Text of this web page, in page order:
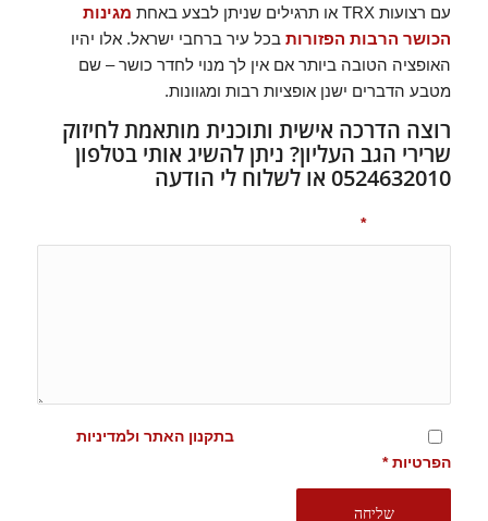
עם רצועות TRX או תרגילים שניתן לבצע באחת
מגינות
הכושר הרבות הפזורותבכל עיר ברחבי ישראל. אלו יהיו
האופציה הטובה ביותר אם אין לך מנוי לחדר כושר – שם
מטבע הדברים ישנן אופציות רבות ומגוונות.
רוצה הדרכה אישית ותוכנית מותאמת לחיזוק
שרירי הגב העליון? ניתן להשיג אותי בטלפון
0524632010 או לשלוח לי הודעה
שם וטלפון:)*
בתקנון האתר ולמדיניות
הפרטיות *